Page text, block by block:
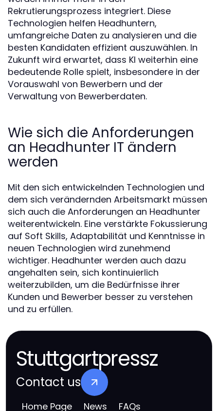
Rekrutierungsprozess integriert. Diese
Technologien helfen Headhuntern,
umfangreiche Daten zu analysieren und die
besten Kandidaten effizient auszuwählen. In
Zukunft wird erwartet, dass KI weiterhin eine
bedeutende Rolle spielt, insbesondere in der
Vorauswahl von Bewerbern und der
Verwaltung von Bewerberdaten.
Wie sich die Anforderungen
an Headhunter IT ändern
werden
Mit den sich entwickelnden Technologien und
dem sich verändernden Arbeitsmarkt müssen
sich auch die Anforderungen an Headhunter
weiterentwickeln. Eine verstärkte Fokussierung
auf Soft Skills, Adaptabilität und Kenntnisse in
neuen Technologien wird zunehmend
wichtiger. Headhunter werden auch dazu
angehalten sein, sich kontinuierlich
weiterzubilden, um die Bedürfnisse ihrer
Kunden und Bewerber besser zu verstehen
und zu erfüllen.
Stuttgartpressz
Contact us
Home Page News FAQs